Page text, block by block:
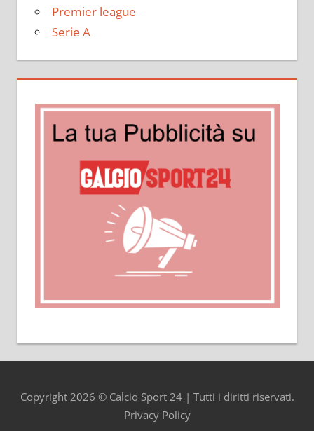
Premier league
Serie A
Copyright 2026 © Calcio Sport 24 | Tutti i diritti riservati.
Privacy Policy